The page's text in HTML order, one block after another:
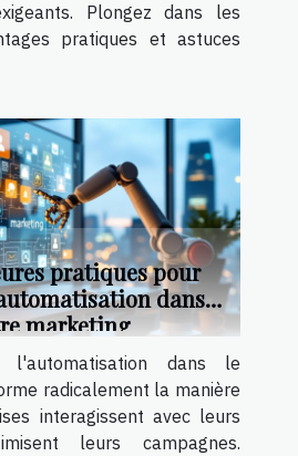
Plongez dans les
pratiques et astuces
pratiques pour
dans
marketing
l'automatisation dans le
radicalement la manière
interagissent avec leurs
leurs campagnes.